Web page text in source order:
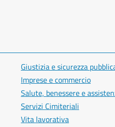
Giustizia e sicurezza
Imprese e commercio
Salute, benessere e
Servizi Cimiteriali
Vita lavorativa